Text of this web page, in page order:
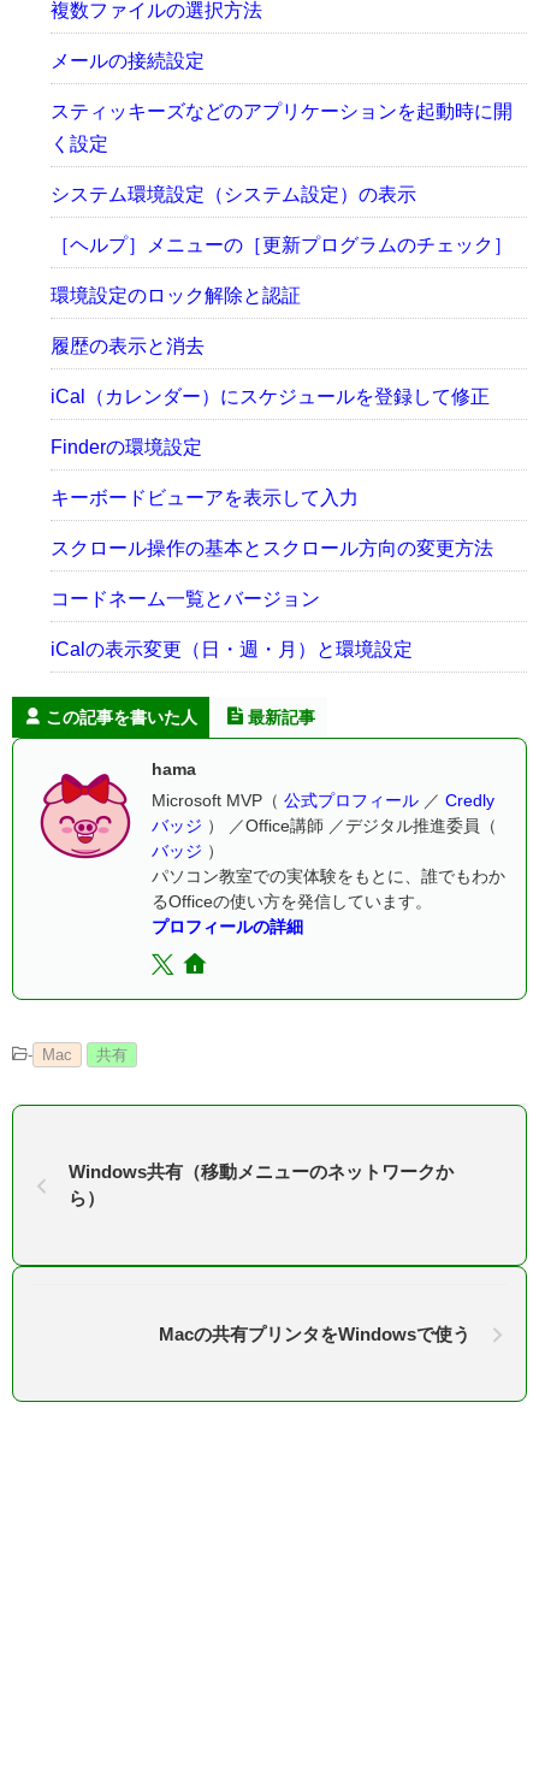
複数ファイルの選択方法
メールの接続設定
スティッキーズなどのアプリケーションを起動時に開
く設定
システム環境設定（システム設定）の表示
［ヘルプ］メニューの［更新プログラムのチェック］
環境設定のロック解除と認証
履歴の表示と消去
iCal（カレンダー）にスケジュールを登録して修正
Finderの環境設定
キーボードビューアを表示して入力
スクロール操作の基本とスクロール方向の変更方法
コードネーム一覧とバージョン
iCalの表示変更（日・週・月）と環境設定
この記事を書いた人 最新記事
hama
Microsoft MVP（ 公式プロフィール ／ Credly
バッジ ） ／Office講師 ／デジタル推進委員（
バッジ ）
パソコン教室での実体験をもとに、誰でもわか
るOfficeの使い方を発信しています。
プロフィールの詳細
- Mac 共有
Windows共有（移動メニューのネットワークか
ら）
Macの共有プリンタをWindowsで使う